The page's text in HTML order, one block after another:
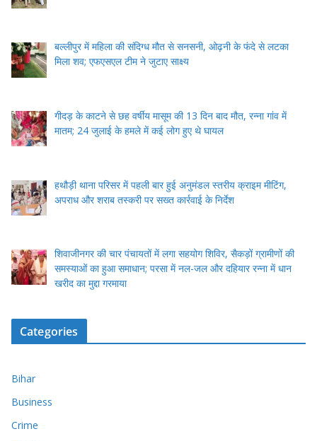
बल्लीपुर में महिला की संदिग्ध मौत से सनसनी, ओढ़नी के फंदे से लटका
मिला शव; एफएसएल टीम ने जुटाए साक्ष्य
गीदड़ के काटने से छह वर्षीय मासूम की 13 दिन बाद मौत, रन्ना गांव में
मातम; 24 जुलाई के हमले में कई लोग हुए थे घायल
हथौड़ी थाना परिसर में पहली बार हुई अनुमंडल स्तरीय क्राइम मीटिंग,
अपराध और शराब तस्करी पर सख्त कार्रवाई के निर्देश
शिवाजीनगर की चार पंचायतों में लगा सहयोग शिविर, सैकड़ों ग्रामीणों की
समस्याओं का हुआ समाधान; परसा में नल-जल और दहियार रन्ना में धान
खरीद का मुद्दा गरमाया
Categories
Bihar
Business
Crime